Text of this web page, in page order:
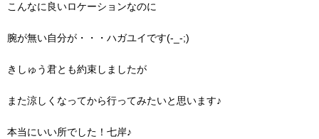
こんなに良いロケーションなのに
腕が無い自分が・・・ハガユイです(-_-;)
きしゅう君とも約束しましたが
また涼しくなってから行ってみたいと思います♪
本当にいい所でした！七岸♪